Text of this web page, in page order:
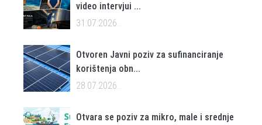
video intervjui ...
31.07.2026..
Otvoren Javni poziv za sufinanciranje
korištenja obn...
28.07.2026..
Otvara se poziv za mikro, male i srednje